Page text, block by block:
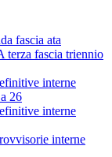
fascia ata
terza fascia triennio
interne
26
interne
interne